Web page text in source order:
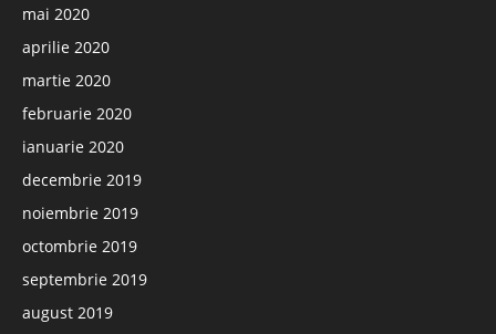
mai 2020
aprilie 2020
martie 2020
februarie 2020
ianuarie 2020
decembrie 2019
noiembrie 2019
octombrie 2019
septembrie 2019
august 2019